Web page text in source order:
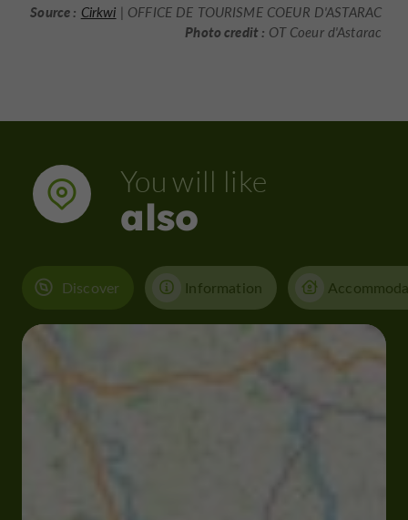
Source : Cirkwi | OFFICE DE TOURISME COEUR D'ASTARAC
Photo credit : OT Coeur d'Astarac
You will like
also
Discover Information